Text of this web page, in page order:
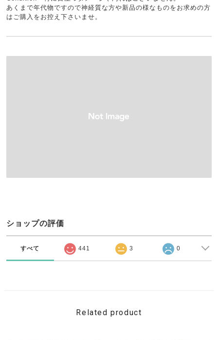
あくまで年代物ですので神経質な方や新品の様なものをお求めの方
はご購入をお控え下さいませ。
ショップの評価
すべて 441 3 0
Related product